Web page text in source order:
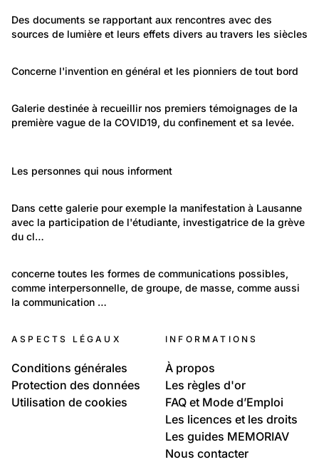
Temps libre et culture: Vie quotidienne
Sources de lumière
Des documents se rapportant aux rencontres avec des
sources de lumière et leurs effets divers au travers les siècles
Travail et Economie: Technologie et science
Concerne l'invention en général et les pionniers de tout bord
Politique et Société: Santé
La première vague du coronavirus (mars 2020 - juin
Galerie destinée à recueillir nos premiers témoignages de la
première vague de la COVID19, du confinement et sa levée.
Psychiatrie / Psychologie / Pédagogie
Politique et Société: Engagement
Les personnes qui nous informent
Politique et Société: Evénements
Vulnérabilité planètaire (energie, surchauffe e.c.t )
Dans cette galerie pour exemple la manifestation à Lausanne
avec la participation de l'étudiante, investigatrice de la grève
du cl…
Temps libre et culture: Vie quotidienne
Communication
concerne toutes les formes de communications possibles,
comme interpersonnelle, de groupe, de masse, comme aussi
la communication …
ASPECTS LÉGAUX
Conditions générales
Protection des données
Utilisation de cookies
INFORMATIONS
À propos
Les règles d'or
FAQ et Mode d’Emploi
Les licences et les droits
Les guides MEMORIAV
Nous contacter